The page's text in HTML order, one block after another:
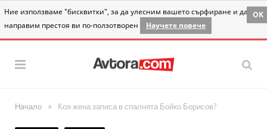
Ние използваме "бисквитки", за да улесним вашето сърфиране и да
направим престоя ви по-ползотворен
Научете повече
OK
Начало » Коя жена записа в спалнята Бойко Борисов?